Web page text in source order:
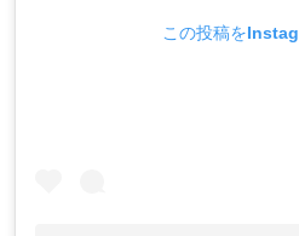
この投稿を